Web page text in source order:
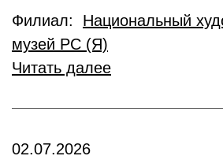
Филиал: Национальный
музей РС (Я)
Читать далее
02.07.2026